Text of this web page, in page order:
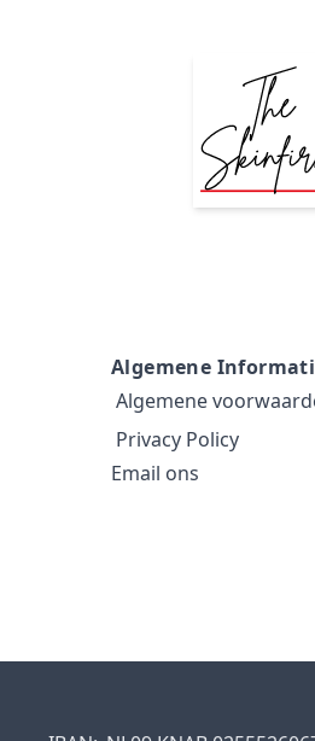
Algemene
Algemene
Privacy Policy
Email ons